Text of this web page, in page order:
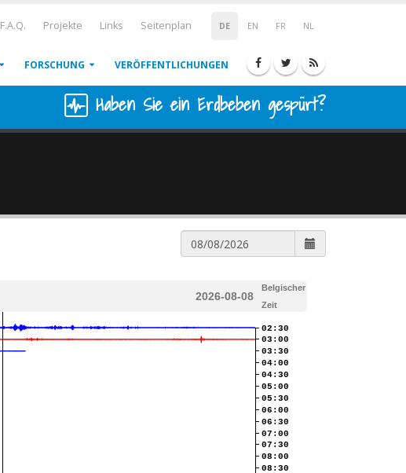
DE EN FR NL
F.A.Q. Projekte Links Seitenplan
FORSCHUNG VERÖFFENTLICHUNGEN
Haben Sie ein Erdbeben gespürt?
2026-08-08
Belgischer
Zeit
02:30
03:00
03:30
04:00
04:30
05:00
05:30
06:00
06:30
07:00
07:30
08:00
08:30